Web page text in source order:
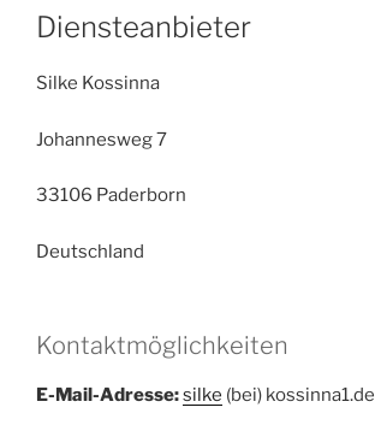
Diensteanbieter
Silke Kossinna
Johannesweg 7
33106 Paderborn
Deutschland
Kontaktmöglichkeiten
E-Mail-Adresse:silke (bei) kossinna1.de